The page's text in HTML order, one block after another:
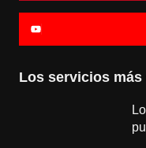
Los servicios más